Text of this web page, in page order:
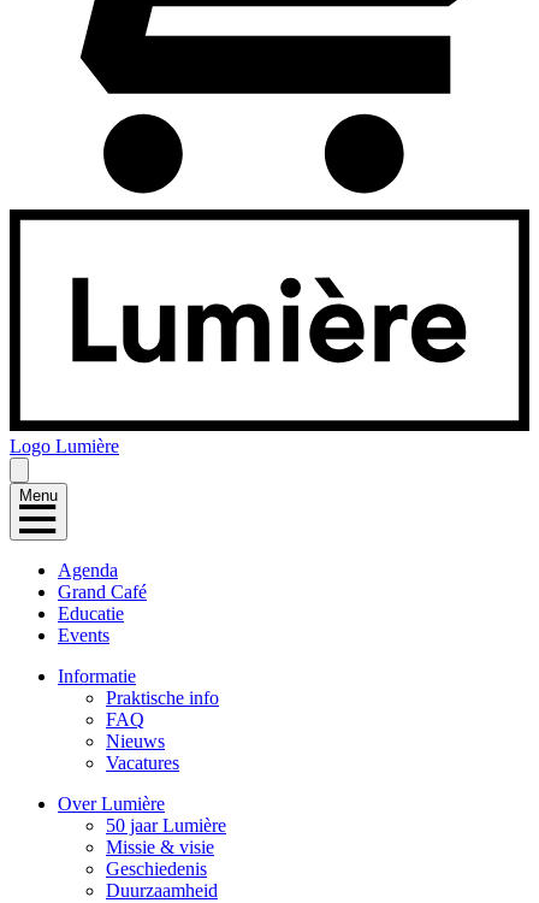
Logo Lumière
Menu
Agenda
Grand Café
Educatie
Events
Informatie
Praktische info
FAQ
Nieuws
Vacatures
Over Lumière
50 jaar Lumière
Missie & visie
Geschiedenis
Duurzaamheid